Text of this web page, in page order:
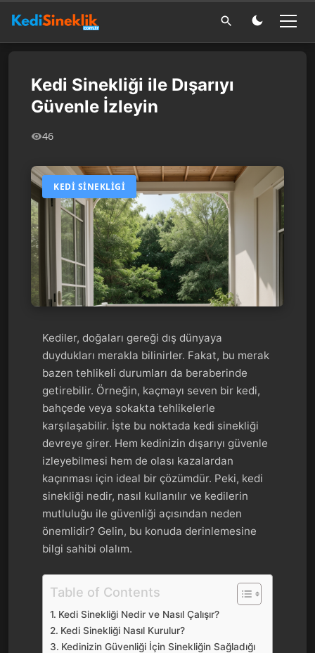
Kedi Sinekliği ile Dışarıyı
Güvenle İzleyin
46
KEDI SINEKLIGI
Kediler, doğaları gereği dış dünyaya
duydukları merakla bilinirler. Fakat, bu merak
bazen tehlikeli durumları da beraberinde
getirebilir. Örneğin, kaçmayı seven bir kedi,
bahçede veya sokakta tehlikelerle
karşılaşabilir. İşte bu noktada kedi sinekliği
devreye girer. Hem kedinizin dışarıyı güvenle
izleyebilmesi hem de olası kazalardan
kaçınması için ideal bir çözümdür. Peki, kedi
sinekliği nedir, nasıl kullanılır ve kedilerin
mutluluğu ile güvenliği açısından neden
önemlidir? Gelin, bu konuda derinlemesine
bilgi sahibi olalım.
Table of Contents
Kedi Sinekliği Nedir ve Nasıl Çalışır?
Kedi Sinekliği Nasıl Kurulur?
Kedinizin Güvenliği İçin Sinekliğin Sağladığı